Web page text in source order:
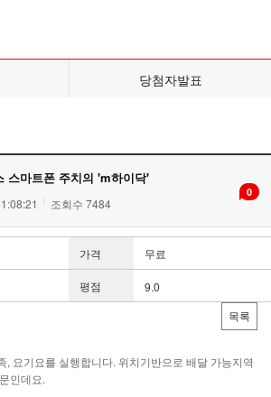
당첨자발표
스마트폰 주치의 'm하이닥'
조회수 7484
0
가격 무료
평점
9.0
목록
, 요기요를 실행합니다. 위치기반으로 배달 가능지역
인데요.